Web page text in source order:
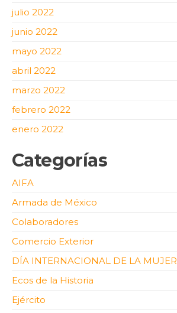
julio 2022
junio 2022
mayo 2022
abril 2022
marzo 2022
febrero 2022
enero 2022
Categorías
AIFA
Armada de México
Colaboradores
Comercio Exterior
DÍA INTERNACIONAL DE LA MUJER
Ecos de la Historia
Ejército